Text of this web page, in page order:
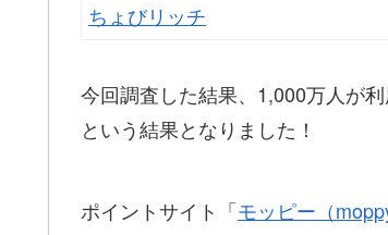
ちょびリッチ
今回調査した結果、1,000万人が
という結果となりました！
ポイントサイト「モッピー（